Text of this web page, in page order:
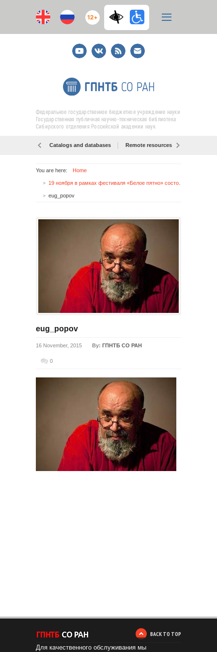
12+
YoutubeВКонтакте
RSS
E-
mail
подписка
Федеральное государственное бюджетное учреждение науки
Государственная публичная научно-техническая библиотека
Сибирского отделения Российской академии наук
Catalogs and databases Remote resources
You are here: Home
eug_popov
eug_popov
16 November, 2015 By: ГПНТБ СО РАН
0
BACK TO TOP
Для качественного обслуживания мы